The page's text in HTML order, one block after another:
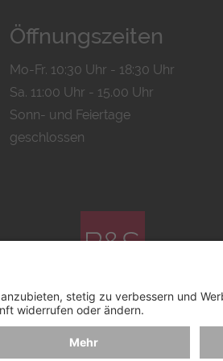
Öffnungszeiten
Mo-Fr. 10:30 Uhr - 18:30 Uhr
Sa. 11:00 Uhr - 15.00 Uhr
Sonn- und Feiertage
geschlossen
Bachmann & Scher GmbH /
VERSANDKOSTEN